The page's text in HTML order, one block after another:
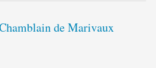
de Marivaux